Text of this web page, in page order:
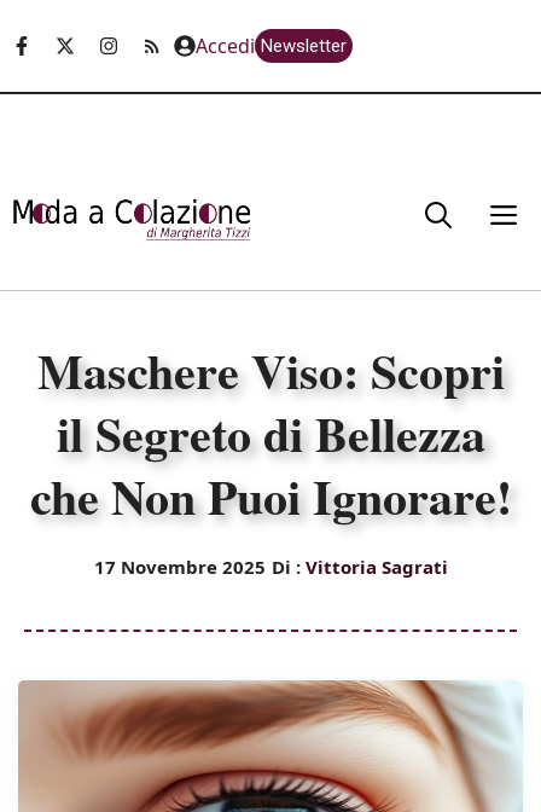
Accedi Newsletter
Maschere Viso: Scopri
il Segreto di Bellezza
che Non Puoi Ignorare!
17 Novembre 2025 Di : Vittoria Sagrati